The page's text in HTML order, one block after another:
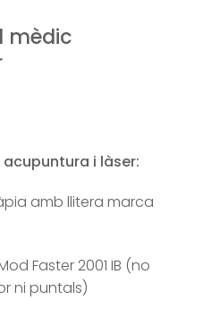
mèdic
i làser:
amb llitera marca
Faster 2001 IB (no
ni puntals)